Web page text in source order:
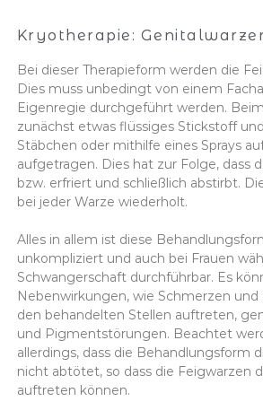
Kryotherapie:
Bei dieser Therapieform werden die
Dies muss unbedingt von einem
Eigenregie durchgeführt werden.
zunächst etwas flüssiges Stickstoff
Stäbchen oder mithilfe eines Sprays
aufgetragen. Dies hat zur Folge, dass
bzw. erfriert und schließlich abstirbt.
bei jeder Warze wiederholt.
Alles in allem ist diese
unkompliziert und auch bei Frauen
Schwangerschaft durchführbar. Es
Nebenwirkungen, wie Schmerzen und
den behandelten Stellen auftreten,
und Pigmentstörungen. Beachtet
allerdings, dass die Behandlungsform
nicht abtötet, so dass die Feigwarzen
auftreten können.